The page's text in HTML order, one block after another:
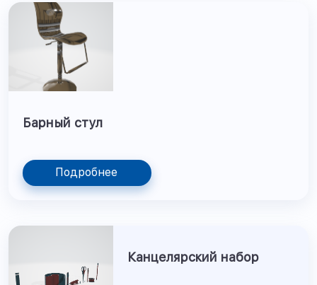
Барный стул
Подробнее
Канцелярский набор